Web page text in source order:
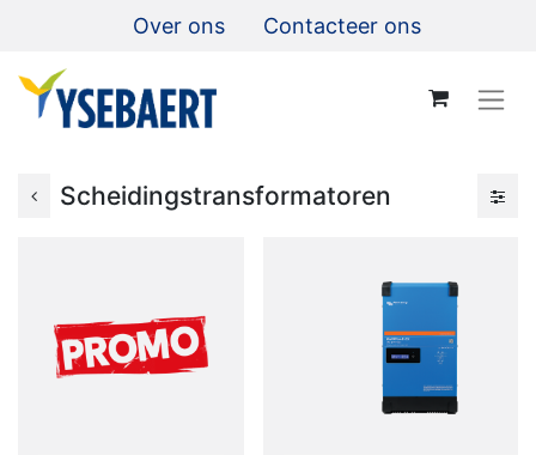
Over ons Contacteer ons
Scheidingstransformatoren